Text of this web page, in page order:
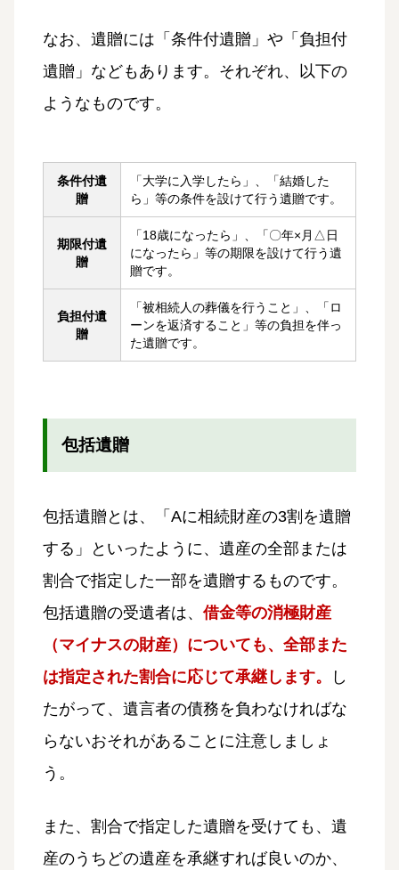
なお、遺贈には「条件付遺贈」や「負担付
遺贈」などもあります。それぞれ、以下の
ようなものです。
条件付遺
贈
「大学に入学したら」、「結婚した
ら」等の条件を設けて行う遺贈です。
期限付遺
贈
「18歳になったら」、「〇年×月△日
になったら」等の期限を設けて行う遺
贈です。
負担付遺
贈
「被相続人の葬儀を行うこと」、「ロ
ーンを返済すること」等の負担を伴っ
た遺贈です。
包括遺贈
包括遺贈とは、「Aに相続財産の3割を遺贈
する」といったように、遺産の全部または
割合で指定した一部を遺贈するものです。
包括遺贈の受遺者は、 借金等の消極財産
（マイナスの財産）についても、全部また
は指定された割合に応じて承継します。
し
たがって、遺言者の債務を負わなければな
らないおそれがあることに注意しましょ
う。
また、割合で指定した遺贈を受けても、遺
産のうちどの遺産を承継すれば良いのか、